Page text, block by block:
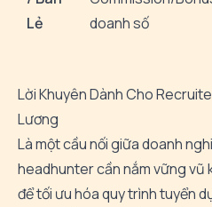
Lẻ
doanh số
Lời Khuyên Dành Cho
Lương
Là một cầu nối giữa doanh
headhunter cần nắm vững vũ
để tối ưu hóa quy trình tuyển